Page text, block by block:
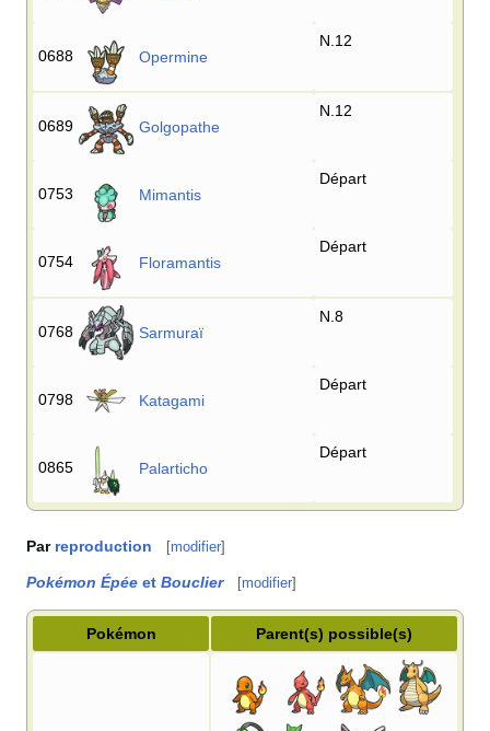
0688 Opermine
N.12
0689 Golgopathe
N.12
0753 Mimantis
Départ
0754 Floramantis
Départ
0768 Sarmuraï
N.8
0798 Katagami
Départ
0865 Palarticho
Départ
Par reproduction [modifier]
Pokémon Épée et Bouclier [modifier]
Pokémon Parent(s) possible(s)